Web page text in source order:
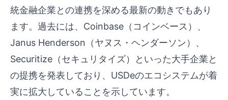
統金融企業との連携を深める最新の動きでもあり
ます。過去には、Coinbase（コインベース）、
Janus Henderson（ヤヌス・ヘンダーソン）、
Securitize（セキュリタイズ）といった大手企業と
の提携を発表しており、USDeのエコシステムが着
実に拡大していることを示しています。